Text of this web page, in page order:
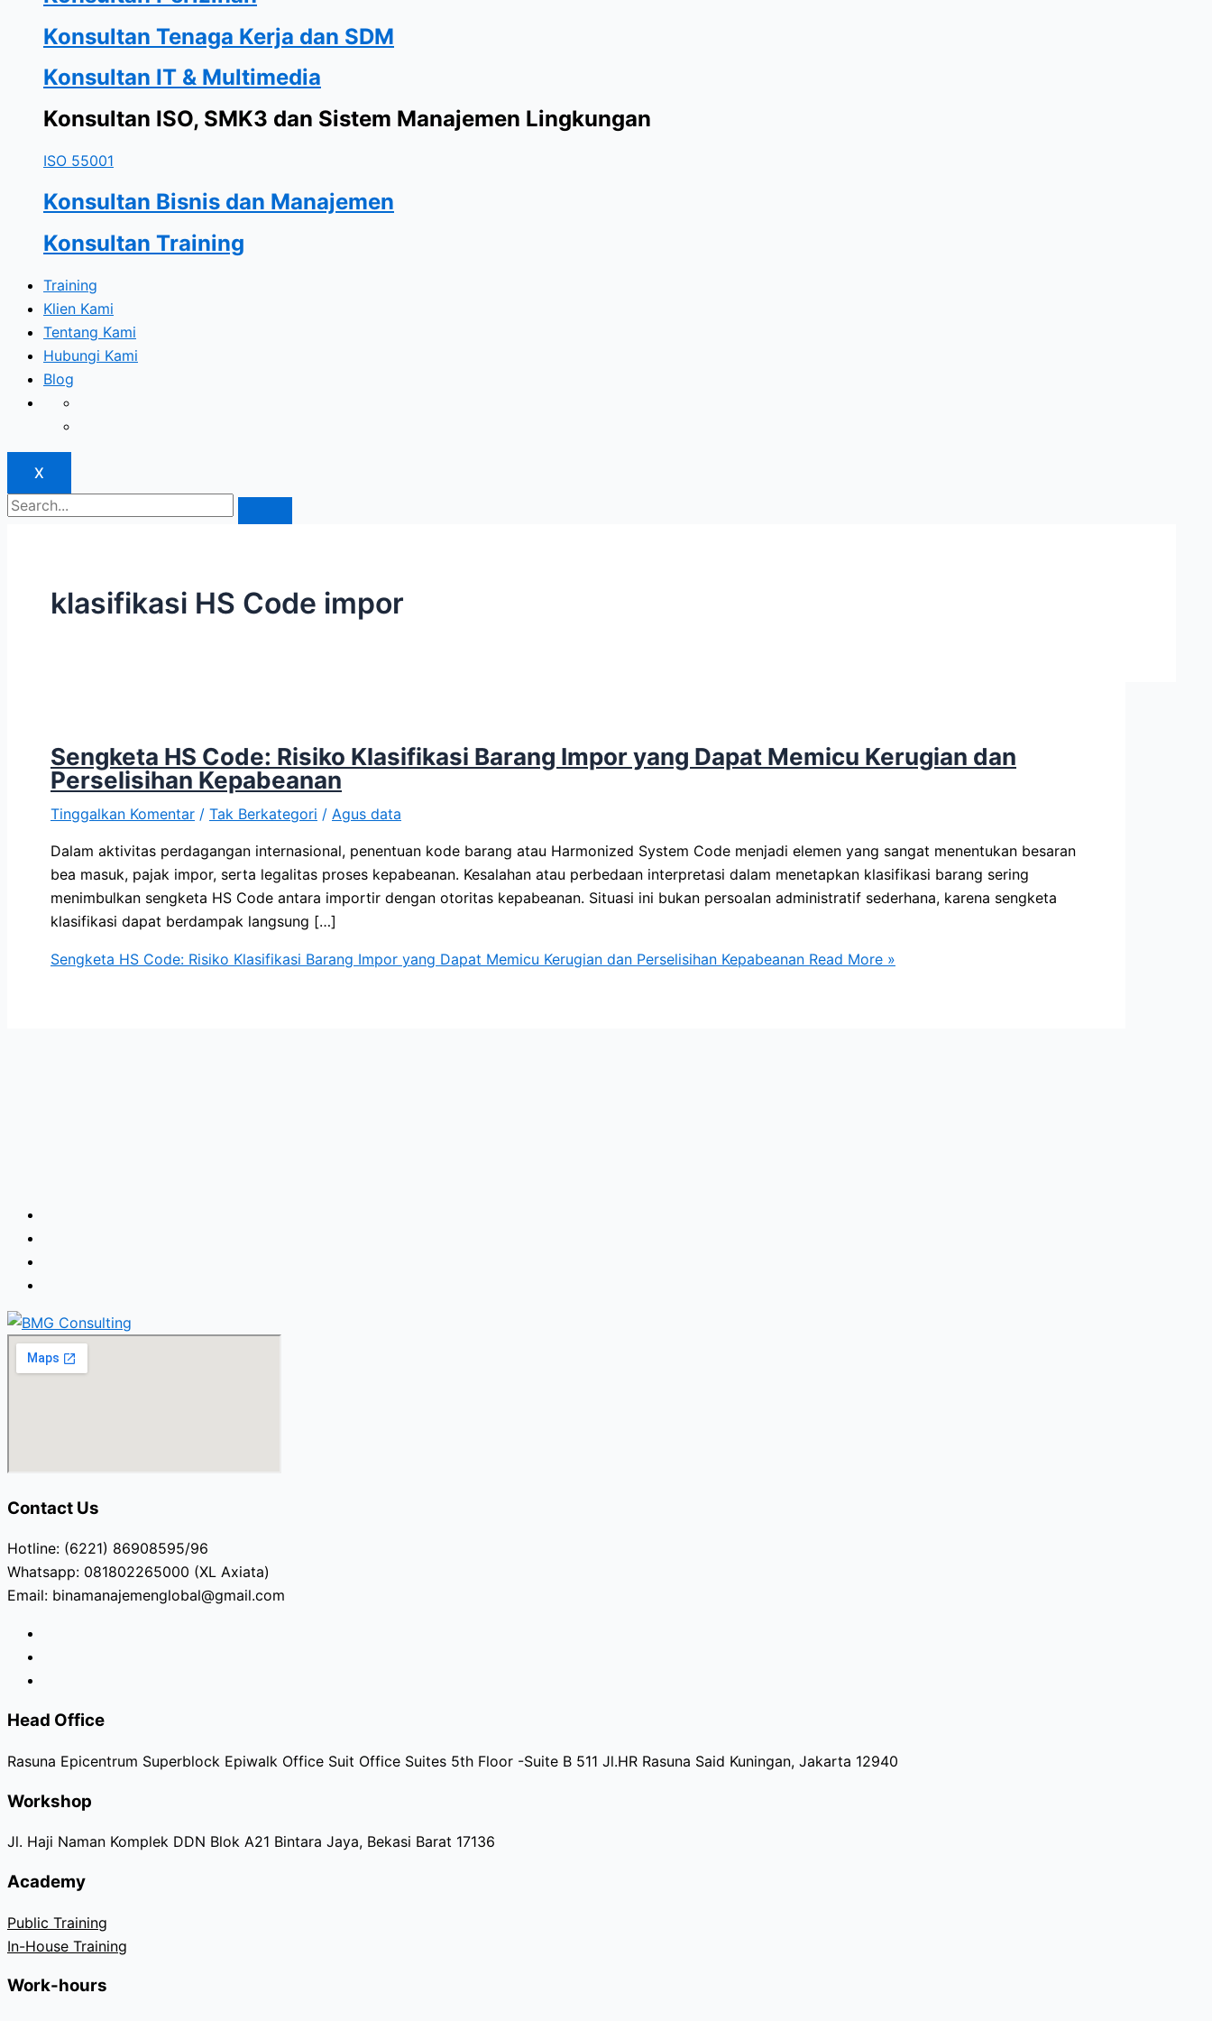
Konsultan Tenaga Kerja dan SDM
Konsultan IT & Multimedia
Konsultan ISO, SMK3 dan Sistem Manajemen Lingkungan
ISO 55001
Konsultan Bisnis dan Manajemen
Konsultan Training
Training
Klien Kami
Tentang Kami
Hubungi Kami
Blog
X
klasifikasi HS Code impor
Sengketa HS Code: Risiko Klasifikasi Barang Impor yang Dapat Memicu Kerugian dan
Perselisihan Kepabeanan
Tinggalkan Komentar / Tak Berkategori / Agus data
Dalam aktivitas perdagangan internasional, penentuan kode barang atau Harmonized System Code menjadi elemen yang sangat menentukan besaran
bea masuk, pajak impor, serta legalitas proses kepabeanan. Kesalahan atau perbedaan interpretasi dalam menetapkan klasifikasi barang sering
menimbulkan sengketa HS Code antara importir dengan otoritas kepabeanan. Situasi ini bukan persoalan administratif sederhana, karena sengketa
klasifikasi dapat berdampak langsung […]
Sengketa HS Code: Risiko Klasifikasi Barang Impor yang Dapat Memicu Kerugian dan Perselisihan Kepabeanan Read More »
Contact Us
Hotline: (6221) 86908595/96
Whatsapp: 081802265000 (XL Axiata)
Email: binamanajemenglobal@gmail.com
Head Office
Rasuna Epicentrum Superblock Epiwalk Office Suit Office Suites 5th Floor -Suite B 511 Jl.HR Rasuna Said Kuningan, Jakarta 12940
Workshop
Jl. Haji Naman Komplek DDN Blok A21 Bintara Jaya, Bekasi Barat 17136
Academy
Public Training
In-House Training
Work-hours